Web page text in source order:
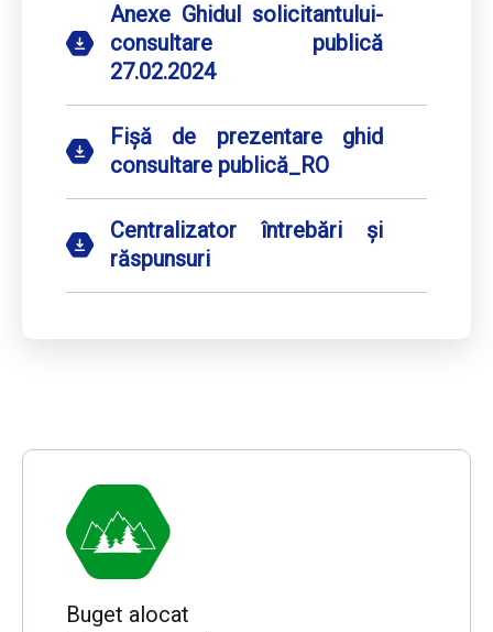
Anexe Ghidul solicitantului-
consultare publică
27.02.2024
Fișă de prezentare ghid
consultare publică_RO
Centralizator întrebări și
răspunsuri
Buget alocat